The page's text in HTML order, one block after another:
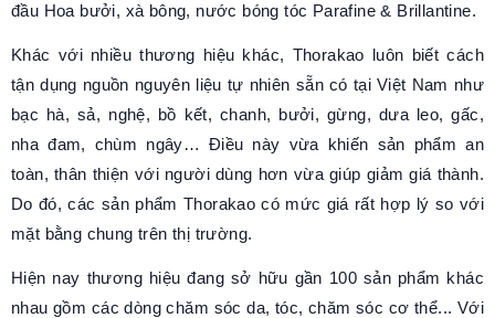
đầu Hoa bưởi, xà bông, nước bóng tóc Parafine & Brillantine.
Khác với nhiều thương hiệu khác, Thorakao luôn biết cách
tận dụng nguồn nguyên liệu tự nhiên sẵn có tại Việt Nam như
bạc hà, sả, nghệ, bồ kết, chanh, bưởi, gừng, dưa leo, gấc,
nha đam, chùm ngây… Điều này vừa khiến sản phẩm an
toàn, thân thiện với người dùng hơn vừa giúp giảm giá thành.
Do đó, các sản phẩm Thorakao có mức giá rất hợp lý so với
mặt bằng chung trên thị trường.
Hiện nay thương hiệu đang sở hữu gần 100 sản phẩm khác
nhau gồm các dòng chăm sóc da, tóc, chăm sóc cơ thể... Với